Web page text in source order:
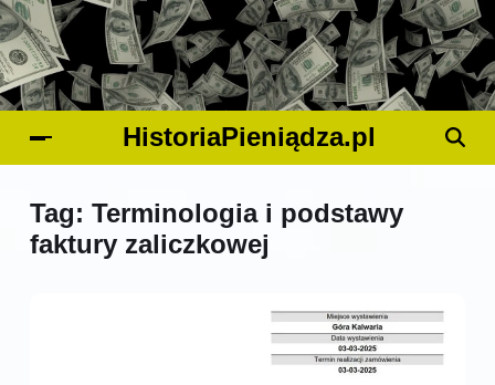
HistoriaPieniądza.pl
Tag: Terminologia i podstawy
faktury zaliczkowej